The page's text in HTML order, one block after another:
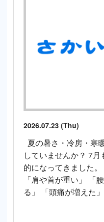
2026.07.23 (Thu)
夏の暑さ・冷房・寒
していませんか？ 7
的になってきました。
「肩や首が重い」 「
る」 「頭痛が増えた